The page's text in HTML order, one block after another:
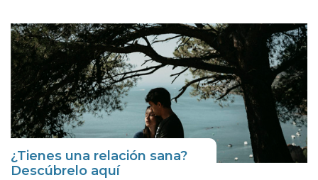
¿Tienes una relación sana?
Descúbrelo aquí